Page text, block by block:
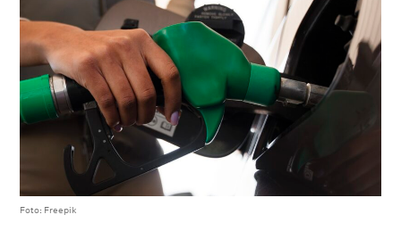
Foto: Freepik